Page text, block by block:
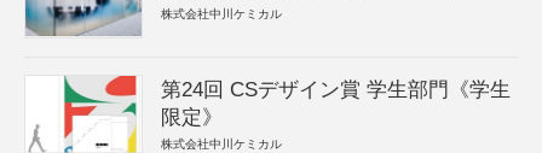
株式会社中川ケミカル
第24回 CSデザイン賞 学生部門《学生
限定》
株式会社中川ケミカル